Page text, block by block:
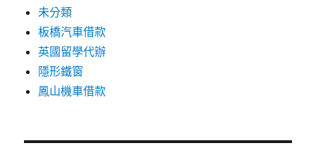
未分類
板橋汽車借款
英國留學代辦
隱形鐵窗
鳳山機車借款